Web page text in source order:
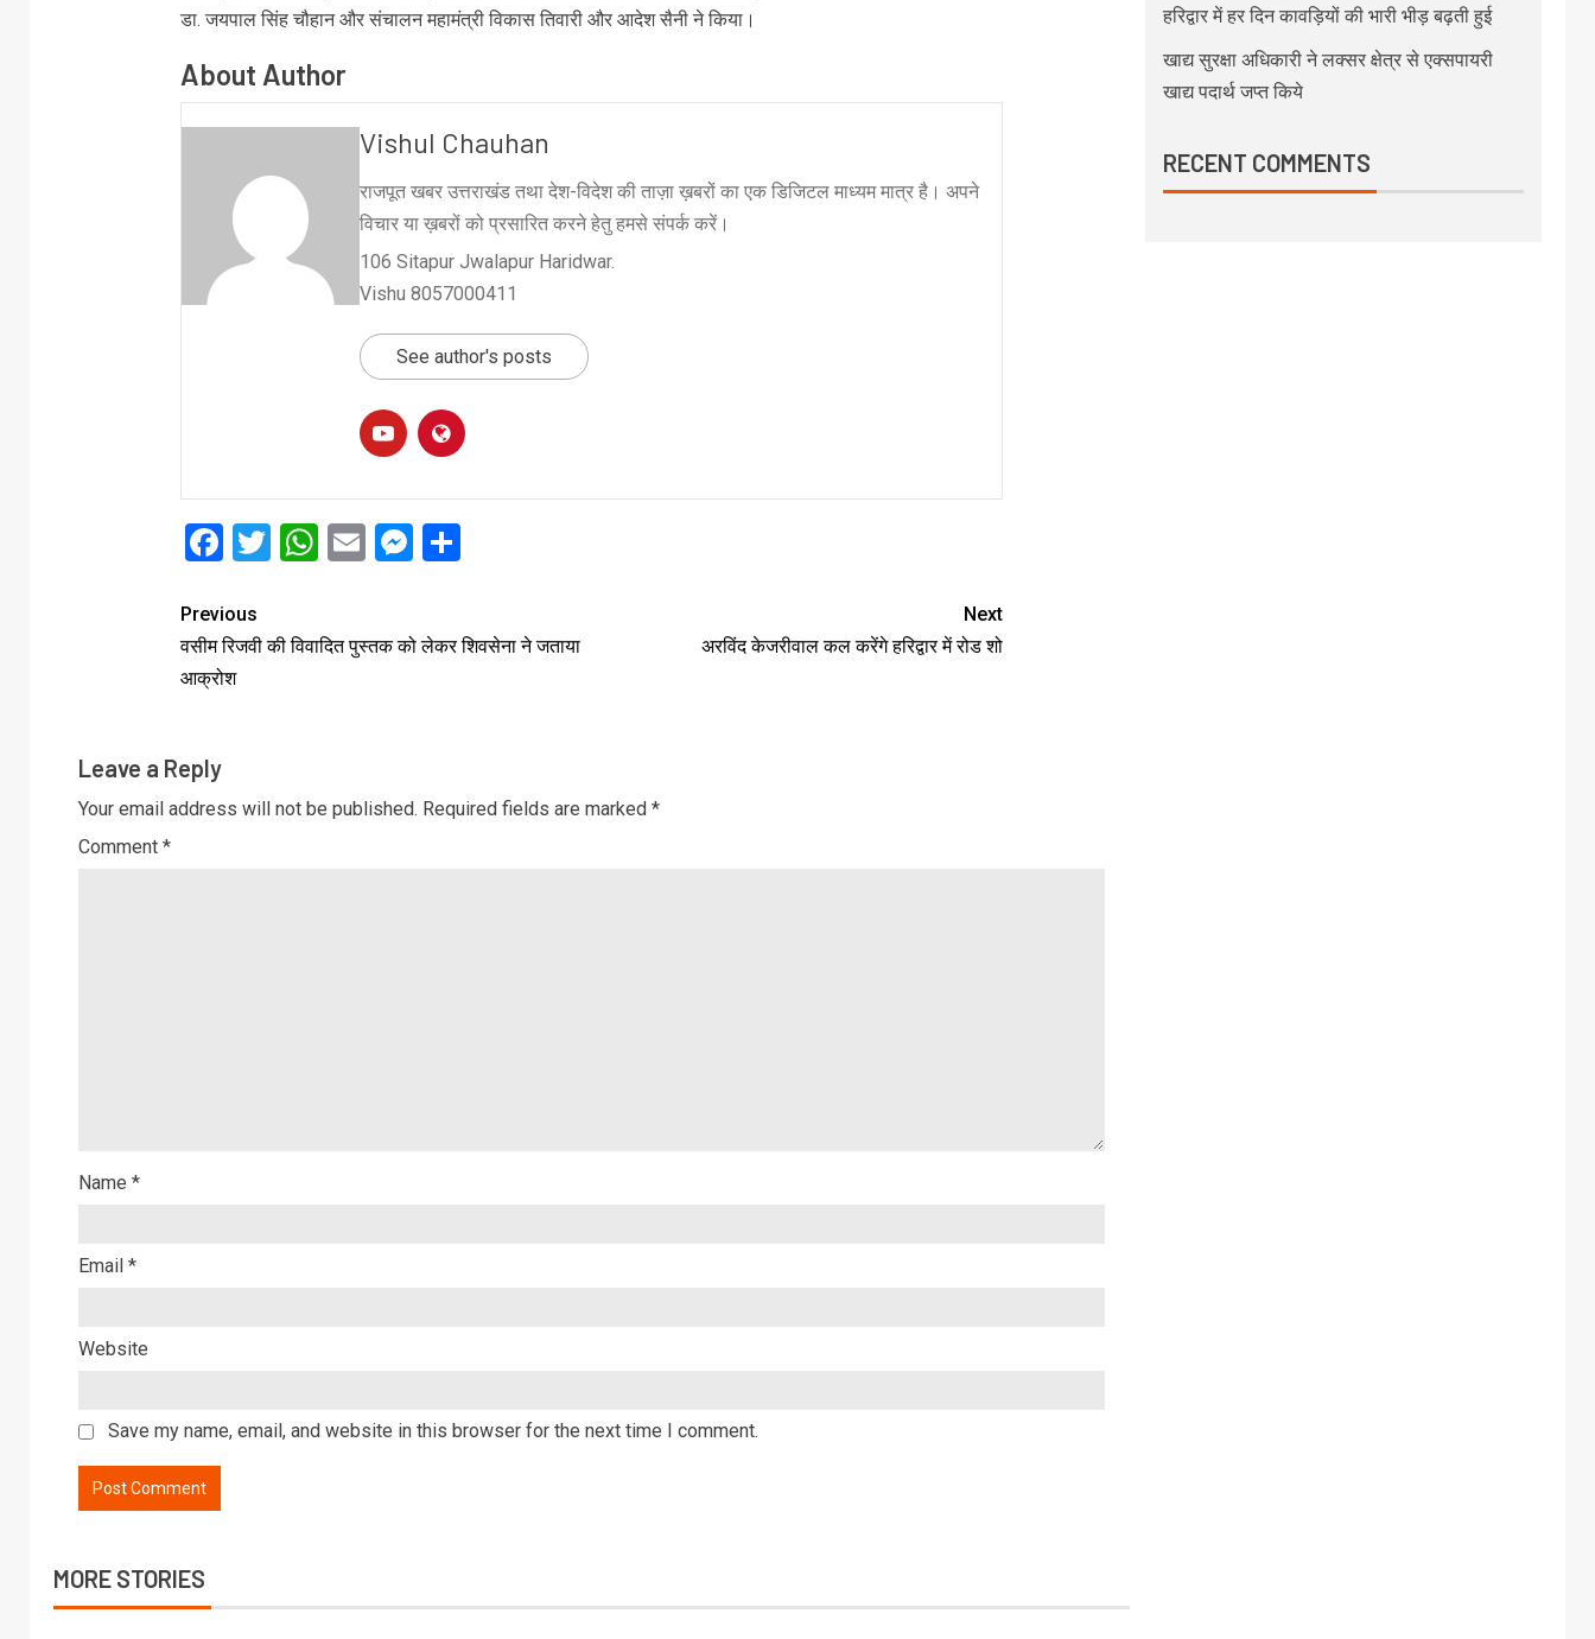
डा. जयपाल सिंह चौहान और संचालन महामंत्री विकास तिवारी और आदेश सैनी ने किया।
About Author
Vishul Chauhan
राजपूत खबर उत्तराखंड तथा देश-विदेश की ताज़ा ख़बरों का एक डिजिटल माध्यम मात्र है। अपने
विचार या ख़बरों को प्रसारित करने हेतु हमसे संपर्क करें।
106 Sitapur Jwalapur Haridwar.
Vishu 8057000411
See author's posts
Facebook
Twitter
WhatsApp
EmailMessenger
Share
Previous
वसीम रिजवी की विवादित पुस्तक को लेकर शिवसेना ने जताया
आक्रोश
Next
अरविंद केजरीवाल कल करेंगे हरिद्वार में रोड शो
Leave a Reply
Your email address will not be published. Required fields are marked *
Comment *
Name *
Email *
Website
Save my name, email, and website in this browser for the next time I comment.
MORE STORIES
हरिद्वार में हर दिन कावड़ियों की भारी भीड़ बढ़ती हुई
खाद्य सुरक्षा अधिकारी ने लक्सर क्षेत्र से एक्सपायरी
खाद्य पदार्थ जप्त किये
RECENT COMMENTS